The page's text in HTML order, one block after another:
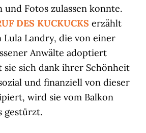
und Fotos zulassen konnte.
DES KUCKUCKS erzählt
Lula Landry, die von einer
Anwälte adoptiert
sie sich dank ihrer Schönheit
und finanziell von dieser
wird sie vom Balkon
gestürzt.